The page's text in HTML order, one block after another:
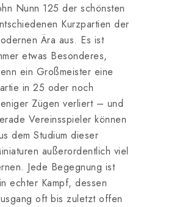
Nunn 125 der schönsten
Kurzpartien der
Ära aus. Es ist
etwas Besonderes,
ein Großmeister eine
in 25 oder noch
Zügen verliert – und
Vereinsspieler können
dem Studium dieser
außerordentlich viel
Jede Begegnung ist
echter Kampf, dessen
oft bis zuletzt offen